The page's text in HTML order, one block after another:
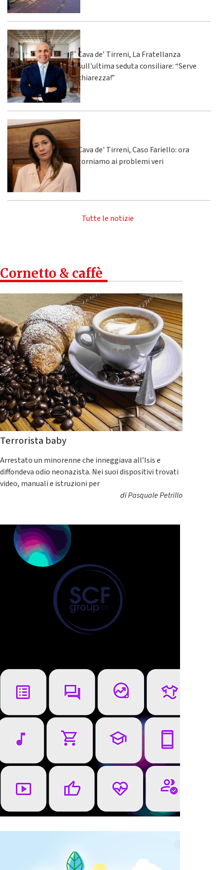
Cava de’ Tirreni, La Fratellanza
sull'ultima seduta consiliare: “Serve
chiarezza!”
Cava de' Tirreni, Caso Fariello: ora
torniamo ai problemi veri
Tutte le notizie
Cornetto & caffè
Terrorista baby
Arrestato un minorenne che inneggiava all’Isis e
diffondeva odio neonazista. Nei suoi dispositivi trovati
video, manuali e istruzioni per
diPasquale Petrillo